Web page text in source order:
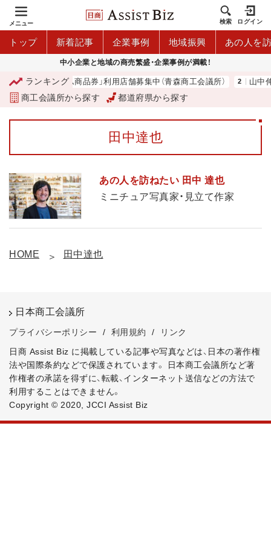
メニュー 検索 ログイン
トップ 新着記事 企業事例 地域振興 あの人を
中小企業と地域の商売繁盛・企業事例が満載！
ランキング
「青森市プレミアム商品券」利用店舗募集中（青森商工会議所） 山中
商工会議所から探す 都道府県から探す
田中達也
あの人を訪ねたい 田中 達也
ミニチュア写真家・見立て作家
HOME 田中達也
日本商工会議所
プライバシーポリシー / 利用規約 /
リンク
日商 Assist Biz に掲載している記事や写真などは、日本の著作権
法や国際条約などで保護されています。
日本商工会議所など著
作権者の承諾を得ずに、転載、インターネット送信などの方法で
利用することはできません。
Copyright © 2020, JCCI Assist Biz